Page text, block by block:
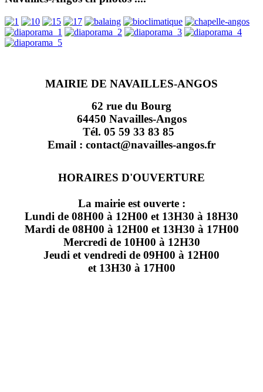
MAIRIE DE NAVAILLES-ANGOS
62 rue du Bourg
64450 Navailles-Angos
Tél. 05 59 33 83 85
Email : contact@navailles-angos.fr
HORAIRES D'OUVERTURE
La mairie est ouverte :
Lundi de 08H00 à 12H00 et 13H30 à 18H30
Mardi de 08H00 à 12H00 et 13H30 à 17H00
Mercredi de 10H00 à 12H30
Jeudi et vendredi de 09H00 à 12H00
et 13H30 à 17H00